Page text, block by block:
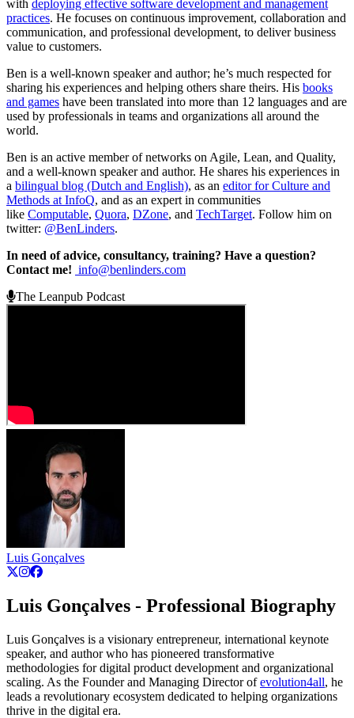
with deploying effective software development and management
practices. He focuses on continuous improvement, collaboration and
communication, and professional development, to deliver business
value to customers.
Ben is a well-known speaker and author; he’s much respected for
sharing his experiences and helping others share theirs. His books
and games have been translated into more than 12 languages and are
used by professionals in teams and organizations all around the
world.
Ben is an active member of networks on Agile, Lean, and Quality,
and a well-known speaker and author. He shares his experiences in
a bilingual blog (Dutch and English), as an editor for Culture and
Methods at InfoQ, and as an expert in communities
like Computable, Quora, DZone, and TechTarget. Follow him on
twitter: @BenLinders.
In need of advice, consultancy, training? Have a question?
Contact me! info@benlinders.com
The Leanpub Podcast
Luis Gonçalves
Luis Gonçalves - Professional Biography
Luis Gonçalves is a visionary entrepreneur, international keynote
speaker, and author who has pioneered transformative
methodologies for digital product development and organizational
scaling. As the Founder and Managing Director ofevolution4all, he
leads a revolutionary ecosystem dedicated to helping organizations
thrive in the digital era.